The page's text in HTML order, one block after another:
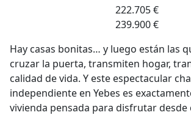
222.705 €
239.900 €
Hay casas bonitas… y luego están las
cruzar la puerta, transmiten hogar,
calidad de vida. Y este espectacular
independiente en Yebes es
vivienda pensada para disfrutar